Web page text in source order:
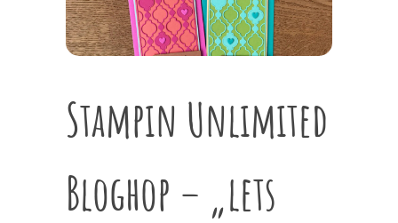
Stampin Unlimited
Bloghop – „lets